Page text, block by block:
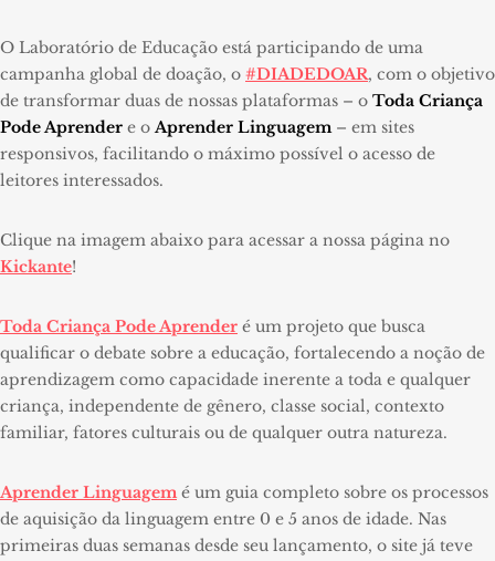
O Laboratório de Educação está participando de uma
campanha global de doação, o #DIADEDOAR, com o objetivo
de transformar duas de nossas plataformas – o Toda Criança
Pode Aprender e oAprender Linguagem– em sites
responsivos, facilitando o máximo possível o acesso de
leitores interessados.
Clique na imagem abaixo para acessar a nossa página no
Kickante!
Toda Criança Pode Aprender é um projeto que busca
qualificar o debate sobre a educação, fortalecendo a noção de
aprendizagem como capacidade inerente a toda e qualquer
criança, independente de gênero, classe social, contexto
familiar, fatores culturais ou de qualquer outra natureza.
Aprender Linguagemé um guia completo sobre os processos
de aquisição da linguagem entre 0 e 5 anos de idade. Nas
primeiras duas semanas desde seu lançamento, o site já teve